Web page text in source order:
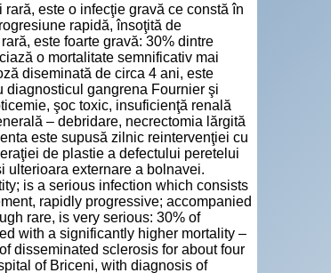
este o infecţie gravă ce constă în
rapidă, însoţită de
este foarte gravă: 30% dintre
o mortalitate semnificativ mai
diseminată de circa 4 ani, este
diagnosticul gangrena Fournier şi
şoc toxic, insuficienţă renală
– debridare, necrectomia lărgită
este supusă zilnic reintervenţiei cu
de plastie a defectului peretelui
ulterioara externare a bolnavei.
is a serious infection which consists
rapidly progressive; accompanied
rare, is very serious: 30% of
with a significantly higher mortality –
disseminated sclerosis for about four
of Briceni, with diagnosis of